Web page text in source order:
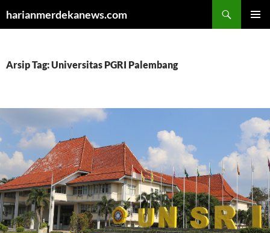
harianmerdekanews.com
Arsip Tag: Universitas PGRI Palembang